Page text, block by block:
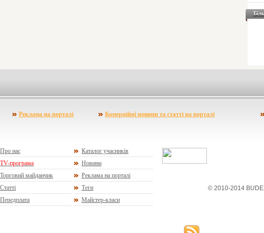
Реклама на порталі Комерційні новини та статті на порталі
Про нас
Каталог учасників
TV-програма
Новини
Торговий майданчик
Реклама на порталі
Статті
Теги
Передплата
Майстер-класи
© 2010-2014